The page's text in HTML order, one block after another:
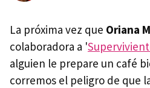
La próxima vez que Oriana
colaboradora a '
alguien le prepare un café
corremos el peligro de que